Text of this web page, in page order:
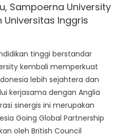
Sampoerna University
Universitas Inggris
tinggi berstandar
kembali memperkuat
lebih sejahtera dan
kerjasama dengan Anglia
sinergis ini merupakan
Going Global Partnership
oleh British Council